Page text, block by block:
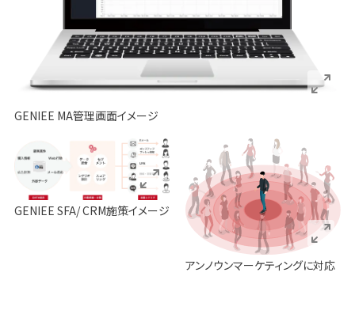
GENIEE MA管理画面イメージ
GENIEE SFA/ CRM施策イメージ
アンノウンマーケティングに対応